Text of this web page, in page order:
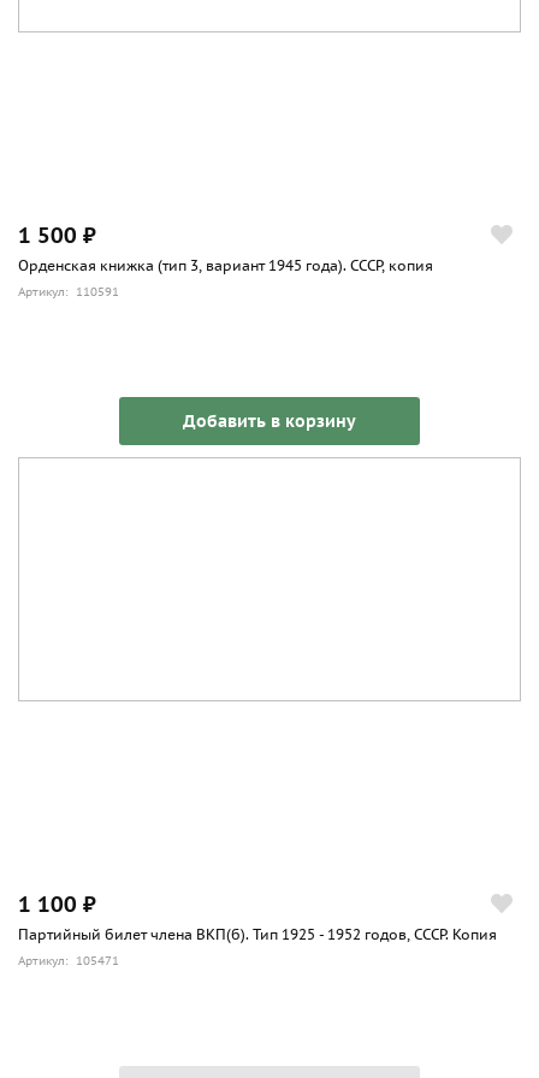
1 500 ₽
Орденская книжка (тип 3, вариант 1945 года). СССР, копия
Артикул: 110591
Добавить в корзину
1 100 ₽
Партийный билет члена ВКП(б). Тип 1925 - 1952 годов, СССР. Копия
Артикул: 105471